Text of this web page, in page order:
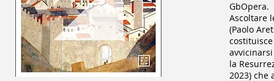
GbOpera.
Ascoltare
(Paolo
la
2023) che